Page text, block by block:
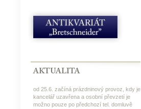
od 25.6. začíná prázdninový provoz, kdy je
kancelář uzavřena a osobní převzetí je
možno pouze po předchozí tel. domluvě